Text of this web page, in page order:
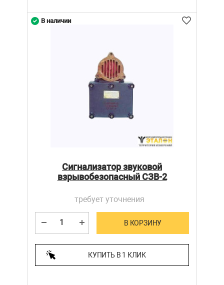
Сигнализатор звуковой
взрывобезопасный СЗВ-2
требует уточнения
В КОРЗИНУ
КУПИТЬ В 1 КЛИК
В наличии